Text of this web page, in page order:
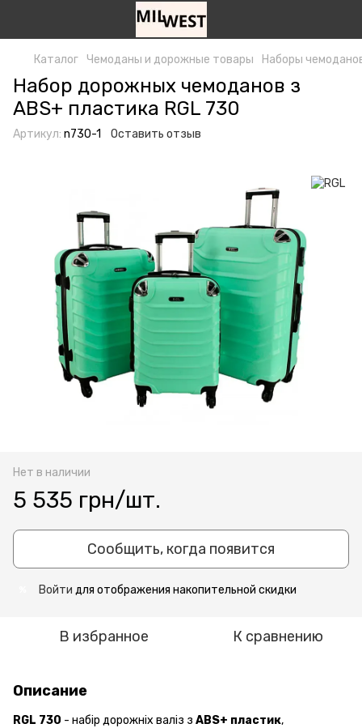
Каталог Чемоданы и дорожные товары Наборы
Набор дорожных чемоданов з
ABS+ пластика RGL 730
Артикул: n730-1 Оставить отзыв
Нет в наличии
5 535 грн/шт.
Сообщить, когда появится
Войти для отображения накопительной скидки
В избранное К сравнению
Описание
RGL 730 - набір дорожніх валіз з ABS+ пластик,